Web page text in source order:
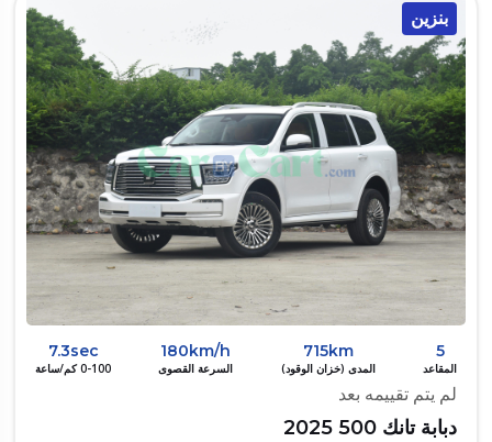
بنزين
5
المقاعد
715km
المدى (خزان الوقود)
180km/h
السرعة القصوى
7.3sec
0-100 كم/ساعة
لم يتم تقييمه بعد
دبابة تانك 500 2025